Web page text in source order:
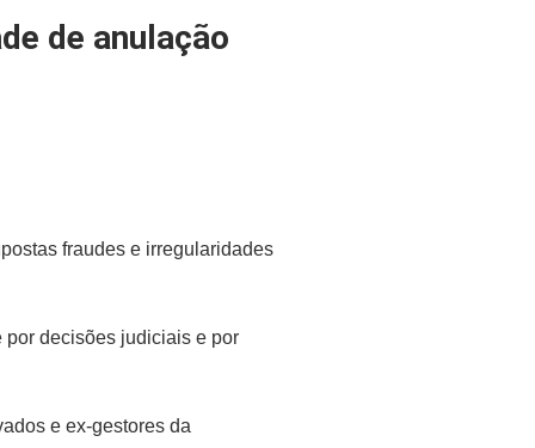
de anulação
fraudes e irregularidades
por decisões judiciais e por
e ex-gestores da